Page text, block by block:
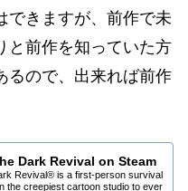
できますが、前作で未
と前作を知っていた方
るので、出来れば前作
Dark Revival on Steam
Revival® is a first-person survival
the creepiest cartoon studio to ever